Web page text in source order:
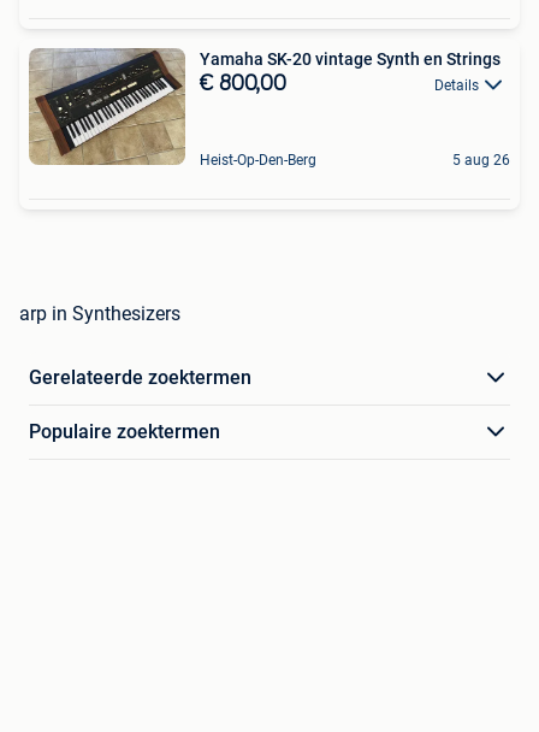
Yamaha SK-20 vintage Synth en Strings
€ 800,00 Details
Heist-Op-Den-Berg 5 aug 26
arp in Synthesizers
Gerelateerde zoektermen
Populaire zoektermen